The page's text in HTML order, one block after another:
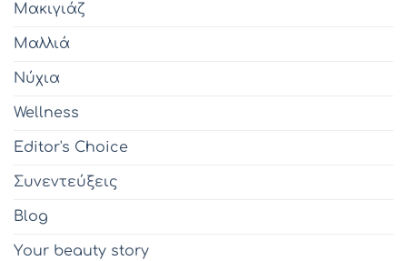
Μακιγιάζ
Μαλλιά
Νύχια
Wellness
Editor's Choice
Συνεντεύξεις
Blog
Υour beauty story